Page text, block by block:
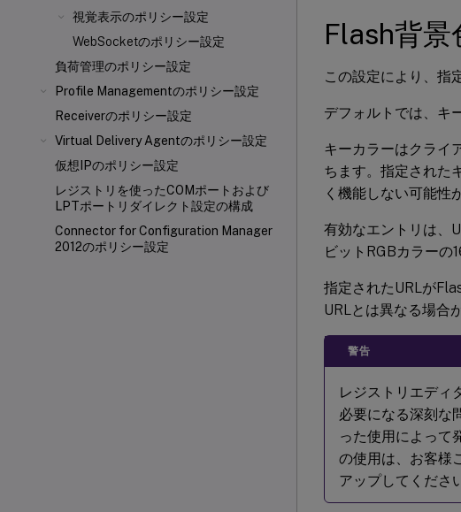
視覚表示のポリシー設定
WebSocketのポリシー設定
負荷管理のポリシー設定
Profile Managementのポリシー設定
Receiverのポリシー設定
Virtual Delivery Agentのポリシー設定
仮想IPのポリシー設定
レジストリを使ったCOMポートおよび
LPTポートリダイレクト設定の構成
Connector for Configuration Manager
2012のポリシー設定
Flash背景
この設定により、指
デフォルトでは、キ
キーカラーはクライ
ちます。指定された
く機能しない可能性
有効なエントリは、
ビットRGBカラーの
指定されたURLが
URLとは異なる場合
警告
レジストリエディ
必要になる深刻な
った使用によって
の使用は、お客様
アップしてくださ